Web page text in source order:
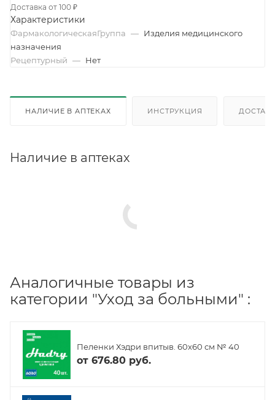
Доставка от 100 ₽
Характеристики
ФармакологическаяГруппа — Изделия медицинского
назначения
Рецептурный — Нет
НАЛИЧИЕ В АПТЕКАХ ИНСТРУКЦИЯ
Наличие в аптеках
Аналогичные товары из
категории "Уход за больными" :
Пеленки Хэдри впитыв. 60х60 см № 40
от 676.80 руб.